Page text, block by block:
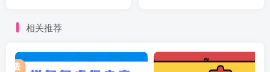
相关推荐